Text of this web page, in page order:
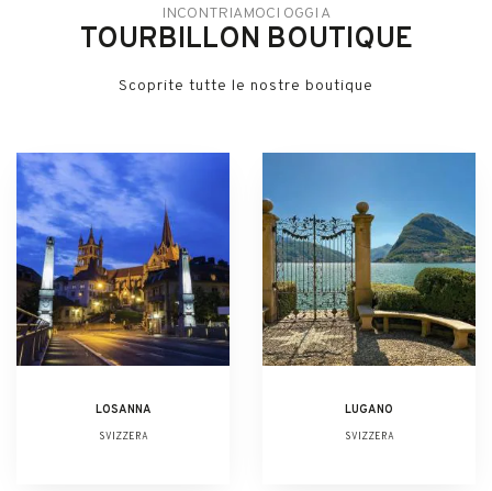
INCONTRIAMOCI OGGI A
TOURBILLON BOUTIQUE
Scoprite tutte le nostre boutique
LOSANNA
SVIZZERA
LUGANO
SVIZZERA